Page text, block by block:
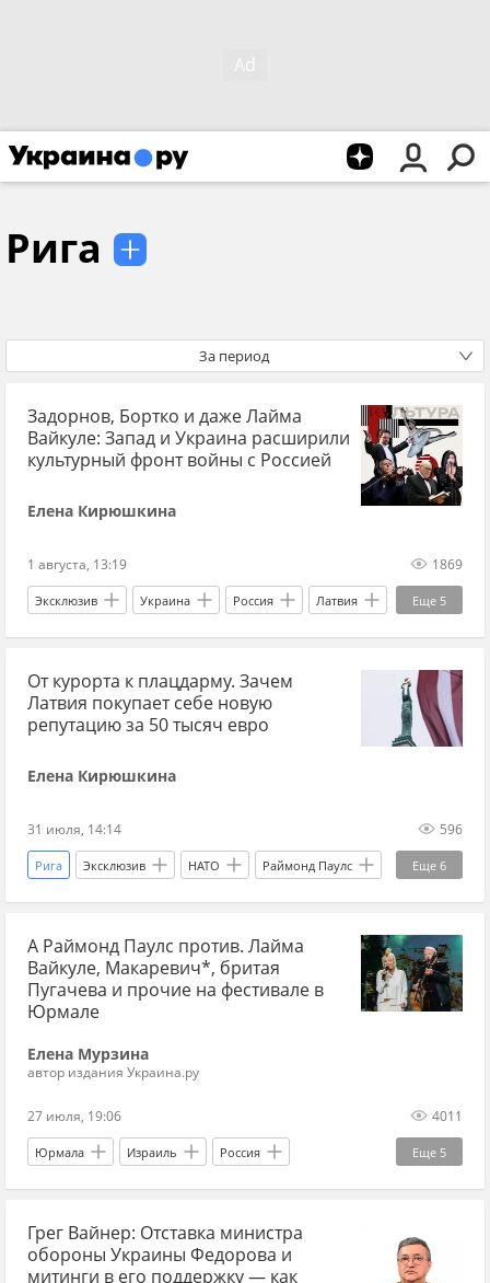
Рига
За период
Задорнов, Бортко и даже Лайма
Вайкуле: Запад и Украина расширили
культурный фронт войны с Россией
Елена Кирюшкина
1 августа, 13:19 1869
Еще 5
Эксклюзив Украина Россия Латвия
Потап Михаил Задорнов
Вооруженные силы Украины СБУ
Лайма Вайкуле
От курорта к плацдарму. Зачем
Латвия покупает себе новую
репутацию за 50 тысяч евро
Елена Кирюшкина
31 июля, 14:14 596
Еще 6
Рига Эксклюзив НАТО Раймонд Паулс
Латвия Россия Мария Захарова
МИД ЕС Алла Пугачева
А Раймонд Паулс против. Лайма
Вайкуле, Макаревич*, бритая
Пугачева и прочие на фестивале в
Юрмале
Елена Мурзина
автор издания Украина.ру
27 июля, 19:06 4011
Еще 5
Юрмала Израиль Россия
Лайма Вайкуле Макаревич
Раймонд Паулс ДДТ Эксклюзив
Грег Вайнер: Отставка министра
обороны Украины Федорова и
митинги в его поддержку — как